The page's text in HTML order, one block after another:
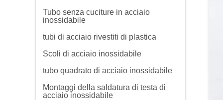
Tubo senza cuciture in acciaio
inossidabile
tubi di acciaio rivestiti di plastica
Scoli di acciaio inossidabile
tubo quadrato di acciaio inossidabile
Montaggi della saldatura di testa di
acciaio inossidabile